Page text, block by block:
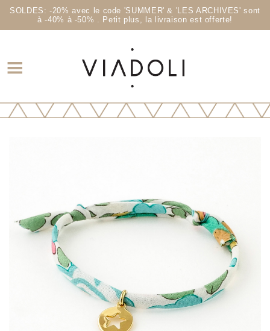
SOLDES: -20% avec le code 'SUMMER' & 'LES ARCHIVES' sont
à -40% à -50% . Petit plus, la livraison est offerte!